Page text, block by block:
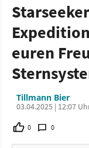
euren
Tillmann Bier
03.04.2025 | 12:07
0 0